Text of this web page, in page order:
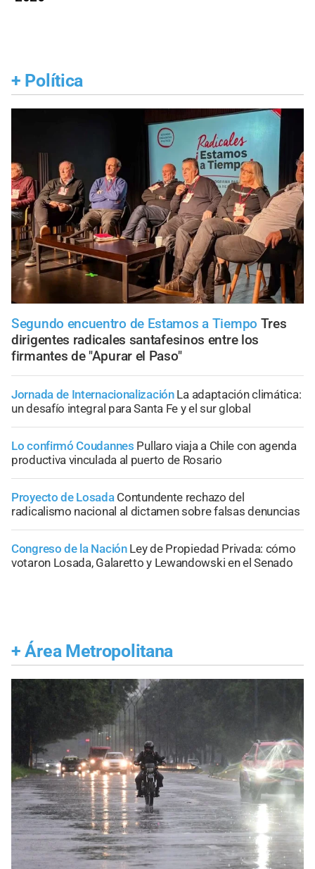
+ Política
Segundo encuentro de Estamos a Tiempo Tres
dirigentes radicales santafesinos entre los
firmantes de "Apurar el Paso"
Jornada de Internacionalización La adaptación climática:
un desafío integral para Santa Fe y el sur global
Lo confirmó Coudannes Pullaro viaja a Chile con agenda
productiva vinculada al puerto de Rosario
Proyecto de Losada Contundente rechazo del
radicalismo nacional al dictamen sobre falsas denuncias
Congreso de la Nación Ley de Propiedad Privada: cómo
votaron Losada, Galaretto y Lewandowski en el Senado
+ Área Metropolitana